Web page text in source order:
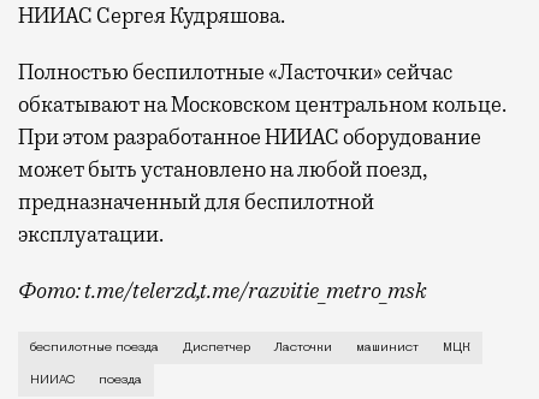
НИИАС Сергея Кудряшова.
Полностью беспилотные «Ласточки» сейчас
обкатывают на Московском центральном кольце.
При этом разработанное НИИАС оборудование
может быть установлено на любой поезд,
предназначенный для беспилотной
эксплуатации.
Фото: t.me/telerzd,t.me/razvitie_metro_msk
Новые поезда работают на четвертом уровне
беспилотные поезда Диспетчер Ласточки машинист МЦК
НИИАС поезда